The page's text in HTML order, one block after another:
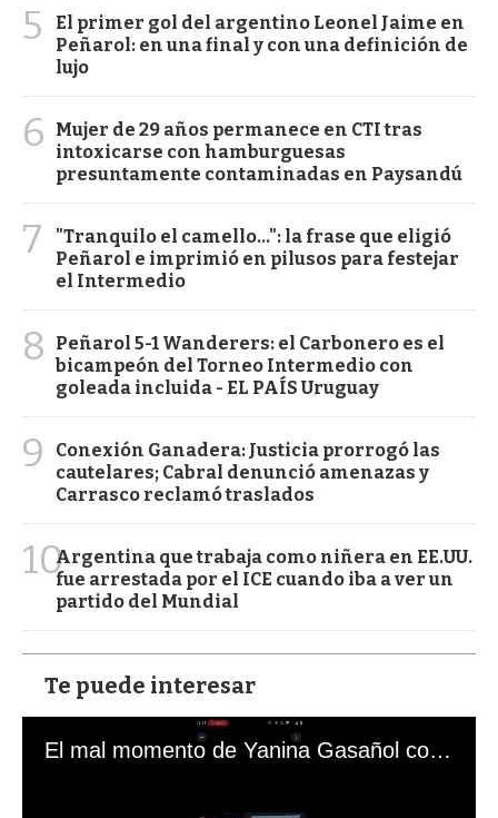
5
El primer gol del argentino Leonel Jaime en
Peñarol: en una final y con una definición de
lujo
6
Mujer de 29 años permanece en CTI tras
intoxicarse con hamburguesas
presuntamente contaminadas en Paysandú
7
"Tranquilo el camello...": la frase que eligió
Peñarol e imprimió en pilusos para festejar
el Intermedio
8
Peñarol 5-1 Wanderers: el Carbonero es el
bicampeón del Torneo Intermedio con
goleada incluida - EL PAÍS Uruguay
9
Conexión Ganadera: Justicia prorrogó las
cautelares; Cabral denunció amenazas y
Carrasco reclamó traslados
10Argentina que trabaja como niñera en EE.UU.
fue arrestada por el ICE cuando iba a ver un
partido del Mundial
Te puede interesar
El mal momento de Yanina Gasañol con un hincha argentino en "Subrayado"